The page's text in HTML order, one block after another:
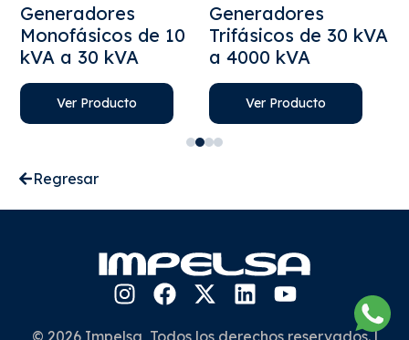
Generadores
Monofásicos de 10
kVA a 30 kVA
Ver Producto
Generadores
Trifásicos de 30 kVA
a 4000 kVA
Ver Producto
Regresar
© 2026 Impelsa, Todos los derechos reservados. |